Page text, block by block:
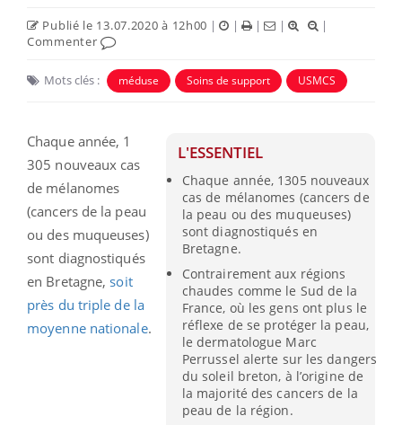
Publié le 13.07.2020 à 12h00 | | | |
|
Commenter
Mots clés : méduse Soins de support USMCS
L'ESSENTIEL
Chaque année, 1305 nouveaux
cas de mélanomes (cancers de
la peau ou des muqueuses)
sont diagnostiqués en
Bretagne.
Contrairement aux régions
chaudes comme le Sud de la
France, où les gens ont plus le
réflexe de se protéger la peau,
le dermatologue Marc
Perrussel alerte sur les dangers
du soleil breton, à l’origine de
la majorité des cancers de la
peau de la région.
Chaque année, 1
305 nouveaux cas
de mélanomes
(cancers de la peau
ou des muqueuses)
sont diagnostiqués
en Bretagne,soit
près du triple de la
moyenne nationale.